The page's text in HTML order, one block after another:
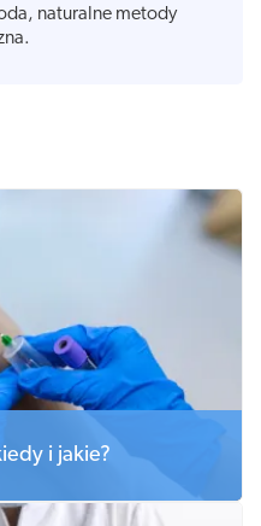
naturalne metody
i jakie?